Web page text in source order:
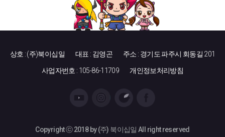
상호 : (주)북이십일 대표 : 김영곤 주소 : 경기도 파주시 회동길 201
사업자번호 : 105-86-11709 개인정보처리방침
Copyright ⓒ 2018 by (주) 북이십일 All right reserved